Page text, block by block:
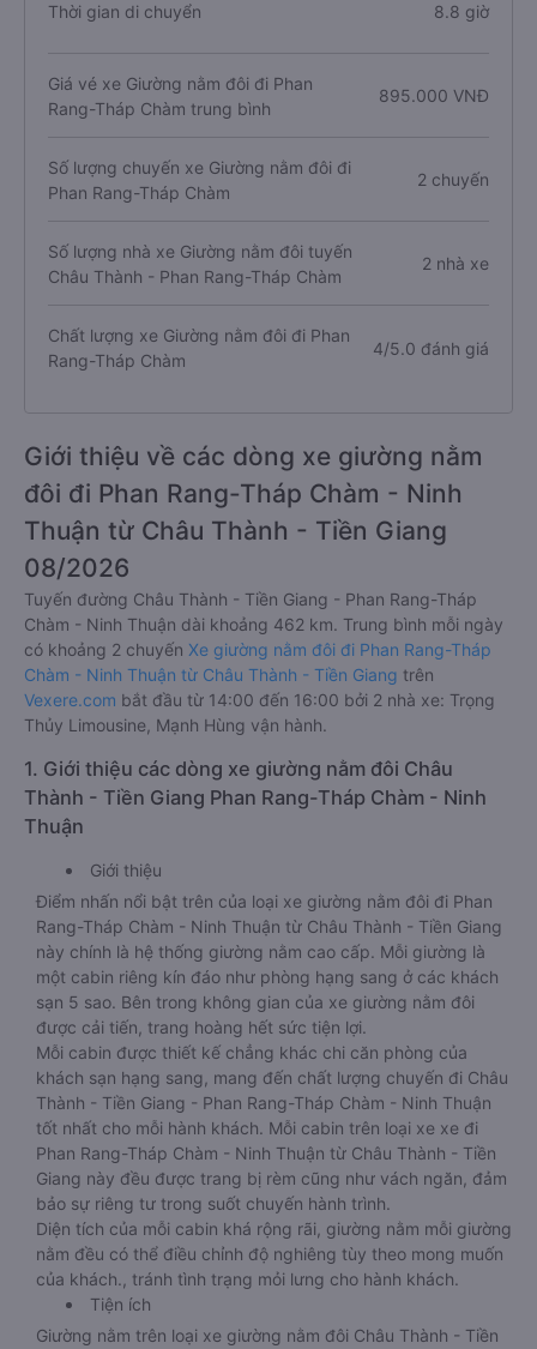
Thời gian di chuyển 8.8 giờ
Giá vé xe Giường nằm đôi đi Phan
Rang-Tháp Chàm trung bình
895.000 VNĐ
Số lượng chuyến xe Giường nằm đôi đi
Phan Rang-Tháp Chàm
2 chuyến
Số lượng nhà xe Giường nằm đôi tuyến
Châu Thành - Phan Rang-Tháp Chàm
2 nhà xe
Chất lượng xe Giường nằm đôi đi Phan
Rang-Tháp Chàm
4/5.0 đánh giá
Giới thiệu về các dòng xe giường nằm
đôi đi Phan Rang-Tháp Chàm - Ninh
Thuận từ Châu Thành - Tiền Giang
08/2026
Tuyến đường Châu Thành - Tiền Giang - Phan Rang-Tháp
Chàm - Ninh Thuận dài khoảng 462 km. Trung bình mỗi ngày
có khoảng 2 chuyến Xe giường nằm đôi đi Phan Rang-Tháp
Chàm - Ninh Thuận từ Châu Thành - Tiền Giang trên
Vexere.com bắt đầu từ 14:00 đến 16:00 bởi 2 nhà xe: Trọng
Thủy Limousine, Mạnh Hùng vận hành.
1. Giới thiệu các dòng xe giường nằm đôi Châu
Thành - Tiền Giang Phan Rang-Tháp Chàm - Ninh
Thuận
Giới thiệu
Điểm nhấn nổi bật trên của loại xe giường nằm đôi đi Phan
Rang-Tháp Chàm - Ninh Thuận từ Châu Thành - Tiền Giang
này chính là hệ thống giường nằm cao cấp. Mỗi giường là
một cabin riêng kín đáo như phòng hạng sang ở các khách
sạn 5 sao. Bên trong không gian của xe giường nằm đôi
được cải tiến, trang hoàng hết sức tiện lợi.
Mỗi cabin được thiết kế chẳng khác chi căn phòng của
khách sạn hạng sang, mang đến chất lượng chuyến đi Châu
Thành - Tiền Giang - Phan Rang-Tháp Chàm - Ninh Thuận
tốt nhất cho mỗi hành khách. Mỗi cabin trên loại xe xe đi
Phan Rang-Tháp Chàm - Ninh Thuận từ Châu Thành - Tiền
Giang này đều được trang bị rèm cũng như vách ngăn, đảm
bảo sự riêng tư trong suốt chuyến hành trình.
Diện tích của mỗi cabin khá rộng rãi, giường nằm mỗi giường
nằm đều có thể điều chỉnh độ nghiêng tùy theo mong muốn
của khách., tránh tình trạng mỏi lưng cho hành khách.
Tiện ích
Giường nằm trên loại xe giường nằm đôi Châu Thành - Tiền